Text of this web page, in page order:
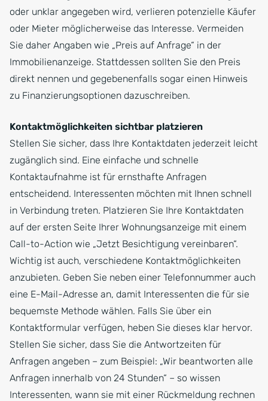
oder unklar angegeben wird, verlieren potenzielle Käufer
oder Mieter möglicherweise das Interesse. Vermeiden
Sie daher Angaben wie „Preis auf Anfrage“ in der
Immobilienanzeige. Stattdessen sollten Sie den Preis
direkt nennen und gegebenenfalls sogar einen Hinweis
zu Finanzierungsoptionen dazuschreiben.
Kontaktmöglichkeiten sichtbar platzieren
Stellen Sie sicher, dass Ihre Kontaktdaten jederzeit leicht
zugänglich sind. Eine einfache und schnelle
Kontaktaufnahme ist für ernsthafte Anfragen
entscheidend. Interessenten möchten mit Ihnen schnell
in Verbindung treten. Platzieren Sie Ihre Kontaktdaten
auf der ersten Seite Ihrer Wohnungsanzeige mit einem
Call-to-Action wie „Jetzt Besichtigung vereinbaren“.
Wichtig ist auch, verschiedene Kontaktmöglichkeiten
anzubieten. Geben Sie neben einer Telefonnummer auch
eine E-Mail-Adresse an, damit Interessenten die für sie
bequemste Methode wählen. Falls Sie über ein
Kontaktformular verfügen, heben Sie dieses klar hervor.
Stellen Sie sicher, dass Sie die Antwortzeiten für
Anfragen angeben – zum Beispiel: „Wir beantworten alle
Anfragen innerhalb von 24 Stunden“ – so wissen
Interessenten, wann sie mit einer Rückmeldung rechnen